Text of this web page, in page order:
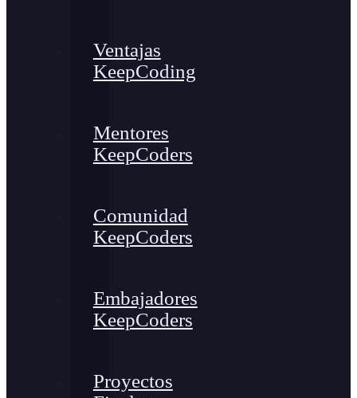
Ventajas
KeepCoding
Mentores
KeepCoders
Comunidad
KeepCoders
Embajadores
KeepCoders
Proyectos